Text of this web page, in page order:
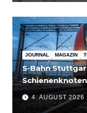
JOURNAL MAGAZIN
S-Bahn
Fortschritte –
4. AUGUST 2026